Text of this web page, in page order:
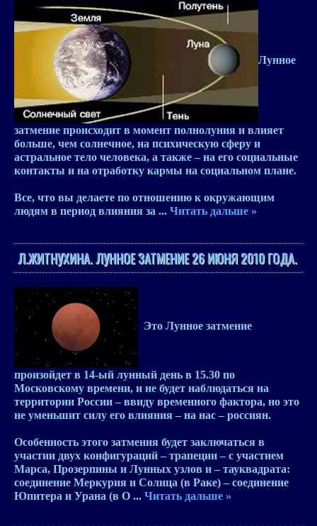
Лунное
затмение происходит в момент полнолуния и влияет
больше, чем солнечное, на психическую сферу и
астральное тело человека, а также – на его социальные
контакты и на отработку кармы на социальном плане.
Все, что вы делаете по отношению к окружающим
людям в период влияния за ... Читать дальше »
Л.ЖИТНУХИНА. ЛУННОЕ ЗАТМЕНИЕ 26 ИЮНЯ 2010 ГОДА.
Это Лунное затмение
произойдет в 14-ый лунный день в 15.30 по
Московскому времени, и не будет наблюдаться на
территории России – ввиду временного фактора, но это
не уменьшит силу его влияния – на нас – россиян.
Особенность этого затмения будет заключаться в
участии двух конфигураций – трапеции – с участием
Марса, Прозерпины и Лунных узлов и – тауквадрата:
соединение Меркурия и Солнца (в Раке) – соединение
Юпитера и Урана (в О ... Читать дальше »